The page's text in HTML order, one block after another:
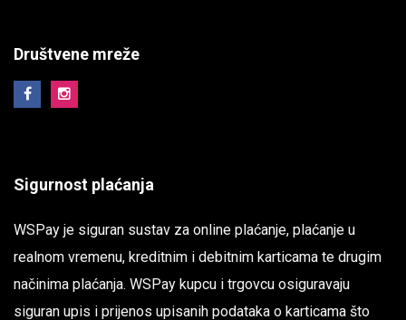
Društvene mreže
Sigurnost plaćanja
WSPay je siguran sustav za online plaćanje, plaćanje u
realnom vremenu, kreditnim i debitnim karticama te drugim
načinima plaćanja. WSPay kupcu i trgovcu osiguravaju
siguran upis i prijenos upisanih podataka o karticama što